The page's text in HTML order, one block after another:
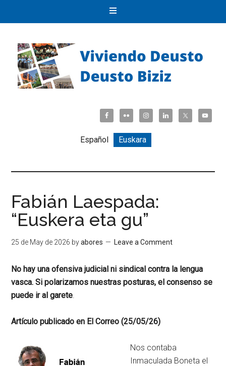
Español Euskara
Fabián Laespada:
“Euskera eta gu”
25 de May de 2026 byabores Leave a Comment
No hay una ofensiva judicial ni sindical contra la lengua
vasca. Si polarizamos nuestras posturas, el consenso se
puede ir al garete
Artículo publicado en El Correo (25/05/26)
Nos contaba
Inmaculada Boneta el